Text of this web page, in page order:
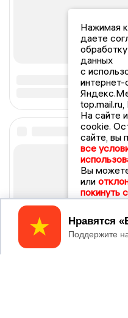
Нажимая
даете
данных
с
интернет-
На сайте
cookie.
сайте, вы
все
Вы
или
покинуть